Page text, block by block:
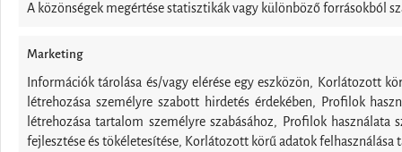
A közönségek megértése statisztikák vagy különböző forrásokból
Marketing
Információk tárolása és/vagy elérése egy eszközön, Korlátozott
létrehozása személyre szabott hirdetés érdekében, Profilok
létrehozása tartalom személyre szabásához, Profilok
fejlesztése és tökéletesítése, Korlátozott körű adatok felhasználása